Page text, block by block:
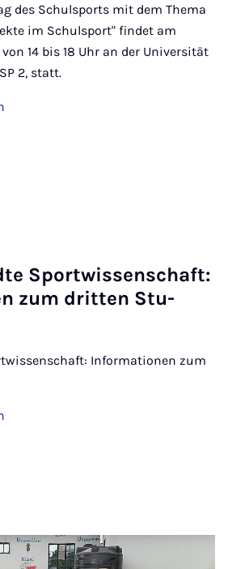
des Schulsports mit dem Thema
im Schulsport" findet am
14 bis 18 Uhr an der Universität
2, statt.
Sport­wis­sen­schaft:
zum drit­ten Stu­
Informationen zum